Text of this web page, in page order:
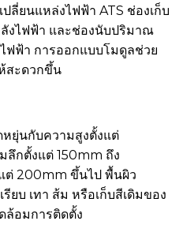
ลี่ยนแหล่งไฟฟ้า ATS ช่องเก็บ
ลังไฟฟ้า และช่องนับปริมาณ
ฟฟ้า การออกแบบโมดูลช่วย
สะดวกขึ้น
ยุ่นกับความสูงตั้งแต่
กตั้งแต่ 150mm ถึง
ต่ 200mm ขึ้นไป พื้นผิว
ยบ เทา ส้ม หรือเก็บสีเดิมของ
ล้อมการติดตั้ง